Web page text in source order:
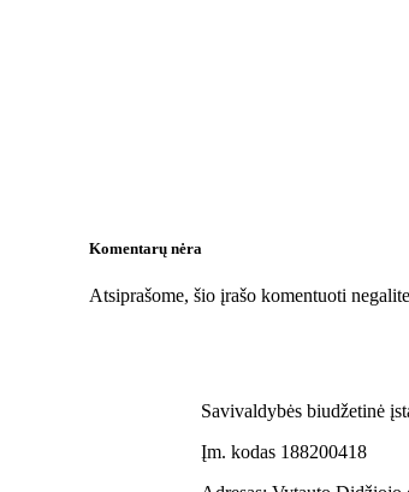
Komentarų nėra
Atsiprašome, šio įrašo komentuoti
Savivaldybės biudžetinė
Įm. kodas 188200418